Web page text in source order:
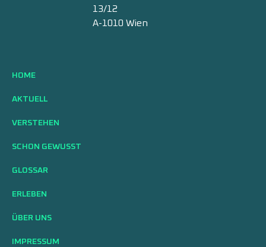
13/12
A-1010 Wien
HOME
AKTUELL
VERSTEHEN
SCHON GEWUSST
GLOSSAR
ERLEBEN
ÜBER UNS
IMPRESSUM